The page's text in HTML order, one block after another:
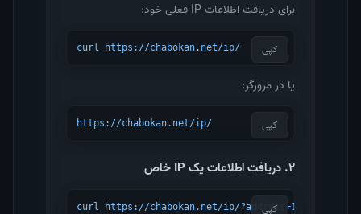
برای دریافت اطلاعات IP فعلی خود:
کپی curl https://chabokan.net/ip/
یا در مرورگر:
کپی https://chabokan.net/ip/
۲. دریافت اطلاعات یک IP خاص
کپی
curl https://chabokan.net/ip/?address=1.1.1.1